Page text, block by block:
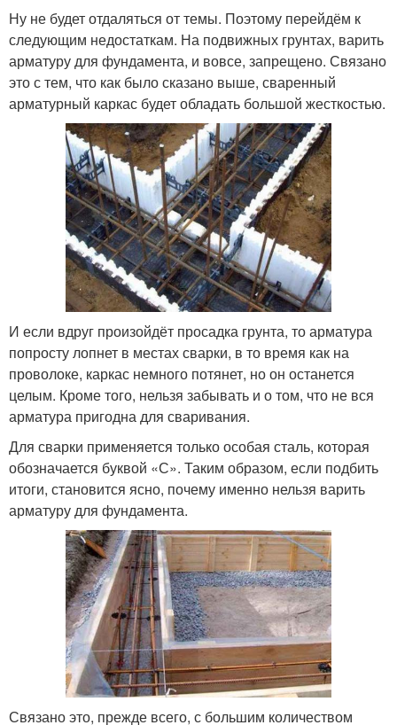
Ну не будет отдаляться от темы. Поэтому перейдём к
следующим недостаткам. На подвижных грунтах, варить
арматуру для фундамента, и вовсе, запрещено. Связано
это с тем, что как было сказано выше, сваренный
арматурный каркас будет обладать большой жесткостью.
И если вдруг произойдёт просадка грунта, то арматура
попросту лопнет в местах сварки, в то время как на
проволоке, каркас немного потянет, но он останется
целым. Кроме того, нельзя забывать и о том, что не вся
арматура пригодна для сваривания.
Для сварки применяется только особая сталь, которая
обозначается буквой «С». Таким образом, если подбить
итоги, становится ясно, почему именно нельзя варить
арматуру для фундамента.
Связано это, прежде всего, с большим количеством